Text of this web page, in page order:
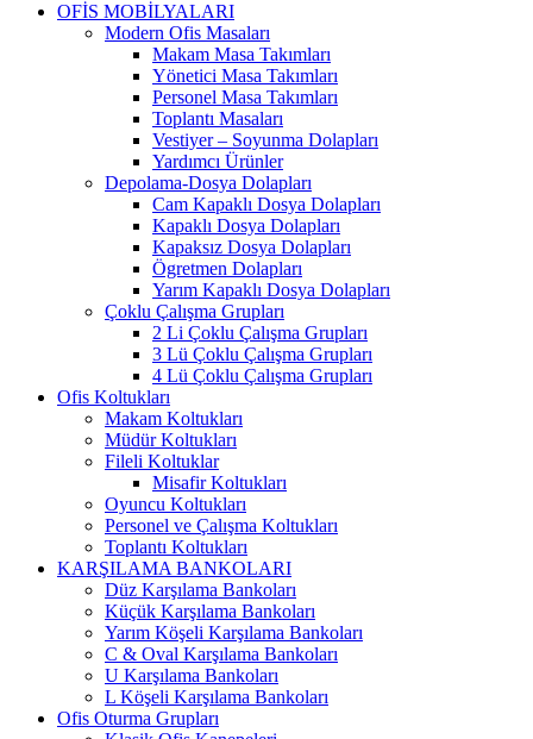
OFİS MOBİLYALARI
Modern Ofis Masaları
Makam Masa Takımları
Yönetici Masa Takımları
Personel Masa Takımları
Toplantı Masaları
Vestiyer – Soyunma Dolapları
Yardımcı Ürünler
Depolama-Dosya Dolapları
Cam Kapaklı Dosya Dolapları
Kapaklı Dosya Dolapları
Kapaksız Dosya Dolapları
Ögretmen Dolapları
Yarım Kapaklı Dosya Dolapları
Çoklu Çalışma Grupları
2 Li Çoklu Çalışma Grupları
3 Lü Çoklu Çalışma Grupları
4 Lü Çoklu Çalışma Grupları
Ofis Koltukları
Makam Koltukları
Müdür Koltukları
Fileli Koltuklar
Misafir Koltukları
Oyuncu Koltukları
Personel ve Çalışma Koltukları
Toplantı Koltukları
KARŞILAMA BANKOLARI
Düz Karşılama Bankoları
Küçük Karşılama Bankoları
Yarım Köşeli Karşılama Bankoları
C & Oval Karşılama Bankoları
U Karşılama Bankoları
L Köşeli Karşılama Bankoları
Ofis Oturma Grupları